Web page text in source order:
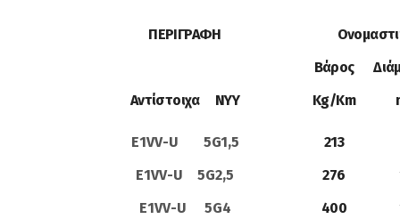
ΠΕΡΙΓΡΑΦΗ
Βάρος
Αντίστοιχα ΝΥΥ
Kg/Km
E1VV-U 5G1,5 213
E1VV-U 5G2,5
276
E1VV-U 5G4
400